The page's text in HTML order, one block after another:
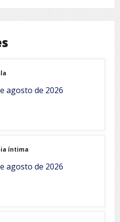
agosto de 2026
íntima
agosto de 2026